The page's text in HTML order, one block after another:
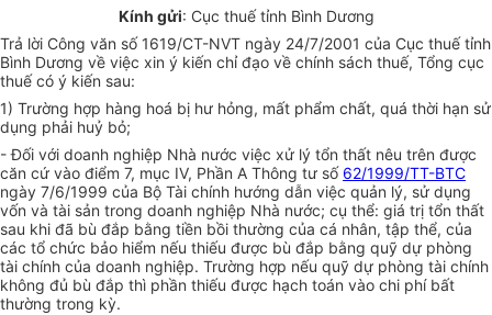
Kính gửi: Cục thuế tỉnh Bình Dương
Trả lời Công văn số 1619/CT-NVT ngày 24/7/2001 của Cục thuế tỉnh
Bình Dương về việc xin ý kiến chỉ đạo về chính sách thuế, Tổng cục
thuế có ý kiến sau:
1) Trường hợp hàng hoá bị hư hỏng, mất phẩm chất, quá thời hạn sử
dụng phải huỷ bỏ;
- Đối với doanh nghiệp Nhà nước việc xử lý tổn thất nêu trên được
căn cứ vào điểm 7, mục IV, Phần A Thông tư số 62/1999/TT-BTC
ngày 7/6/1999 của Bộ Tài chính hướng dẫn việc quản lý, sử dụng
vốn và tài sản trong doanh nghiệp Nhà nước; cụ thể: giá trị tổn thất
sau khi đã bù đắp bằng tiền bồi thường của cá nhân, tập thể, của
các tổ chức bảo hiểm nếu thiếu được bù đắp bằng quỹ dự phòng
tài chính của doanh nghiệp. Trường hợp nếu quỹ dự phòng tài chính
không đủ bù đắp thì phần thiếu được hạch toán vào chi phí bất
thường trong kỳ.